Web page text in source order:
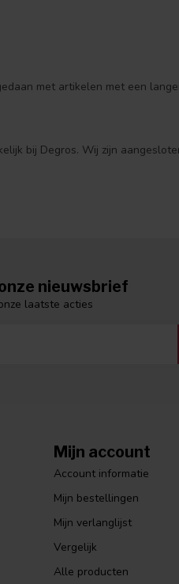
met artikelen met een
bij Degros. Wij zijn
nieuwsbrief
laatste acties
Mijn account
Account informatie
Mijn bestellingen
Mijn verlanglijst
Vergelijk
Alle producten